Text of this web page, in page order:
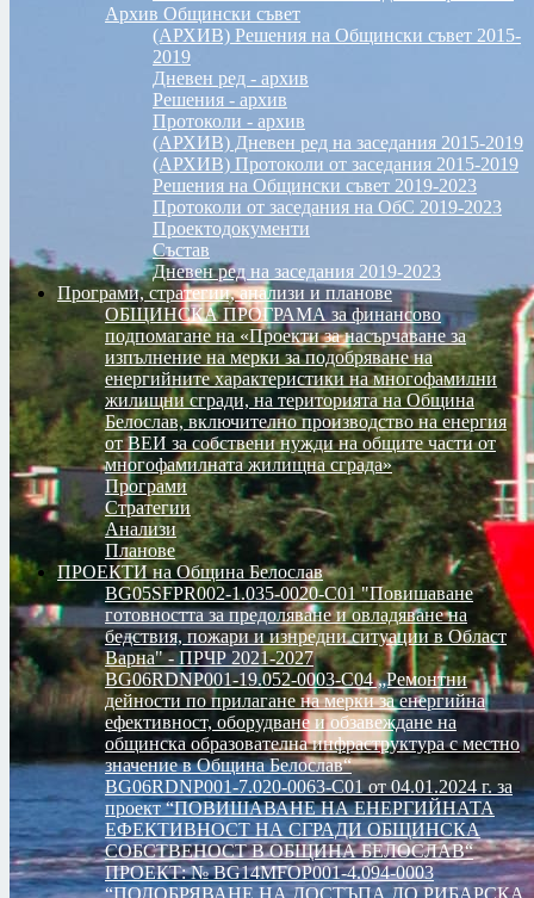
Архив Общински съвет
(АРХИВ) Решения на Общински съвет 2015-
2019
Дневен ред - архив
Решения - архив
Протоколи - архив
(АРХИВ) Дневен ред на заседания 2015-2019
(АРХИВ) Протоколи от заседания 2015-2019
Решения на Общински съвет 2019-2023
Протоколи от заседания на ОбС 2019-2023
Проектодокументи
Състав
Дневен ред на заседания 2019-2023
Програми, стратегии, анализи и планове
ОБЩИНСКА ПРОГРАМА за финансово
подпомагане на «Проекти за насърчаване за
изпълнение на мерки за подобряване на
енергийните характеристики на многофамилни
жилищни сгради, на територията на Община
Белослав, включително производство на енергия
от ВЕИ за собствени нужди на общите части от
многофамилната жилищна сграда»
Програми
Стратегии
Анализи
Планове
ПРОЕКТИ на Община Белослав
BG05SFPR002-1.035-0020-C01 "Повишаване
готовността за предоляване и овладяване на
бедствия, пожари и изнредни ситуации в Област
Варна" - ПРЧР 2021-2027
BG06RDNP001-19.052-0003-C04 „Ремонтни
дейности по прилагане на мерки за енергийна
ефективност, оборудване и обзавеждане на
общинска образователна инфраструктура с местно
значение в Община Белослав“
BG06RDNP001-7.020-0063-C01 от 04.01.2024 г. за
проект “ПОВИШАВАНЕ НА ЕНЕРГИЙНАТА
ЕФЕКТИВНОСТ НА СГРАДИ ОБЩИНСКА
СОБСТВЕНОСТ В ОБЩИНА БЕЛОСЛАВ“
ПРОЕКТ: № BG14MFOP001-4.094-0003
“ПОДОБРЯВАНЕ НА ДОСТЪПА ДО РИБАРСКА